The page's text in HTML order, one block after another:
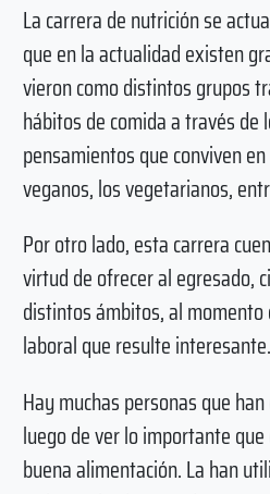
La carrera de nutrición se
que en la actualidad existen
vieron como distintos grupos
hábitos de comida a través de
pensamientos que conviven
veganos, los vegetarianos,
Por otro lado, esta carrera
virtud de ofrecer al egresado,
distintos ámbitos, al
laboral que resulte interesante.
Hay muchas personas que
luego de ver lo importante
buena alimentación. La han